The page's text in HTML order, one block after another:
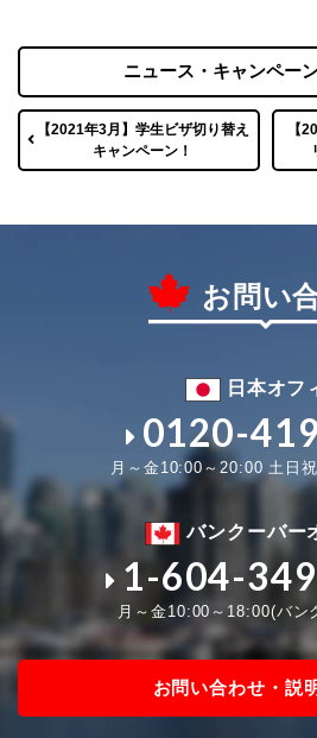
【2021年3月】学生ビザ切り替え
キャンペーン！
ニュース・キャンペー
【
お問い
日本オフ
0120-
月～金10:00～20:00 土日
バンクーバー
1-604-
月～金10:00～18:00(バン
お問い合わせ・説